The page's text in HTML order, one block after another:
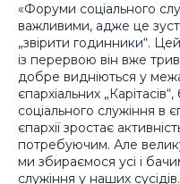
«Форуми соціального
важливими, адже це
„звірити годинники“.
із перервою він вже
добре видніються у
єпархіальних
соціального служіння в
єпархії зростає
потребуючим. Але
ми збираємося усі і
служіння у наших